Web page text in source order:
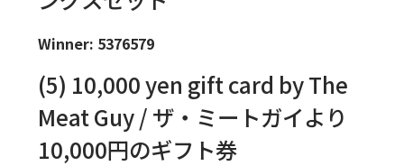
Winner: 5376579
(5) 10,000 yen gift card by The
Meat Guy / ザ・ミートガイより
10,000円のギフト券